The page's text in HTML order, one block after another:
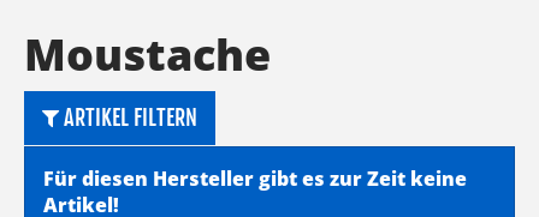
Moustache
ARTIKEL FILTERN
Für diesen Hersteller gibt es zur Zeit keine
Artikel!